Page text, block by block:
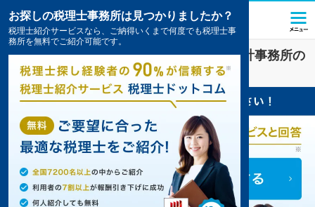
山口市で資金調達対策を扱う税理士・会計事務所の
一覧1件掲載中
お探しの税理士事務所は見つかりましたか？
税理士紹介サービスなら、ご納得いくまで何度でも税理士事
務所を無料でご紹介可能です。